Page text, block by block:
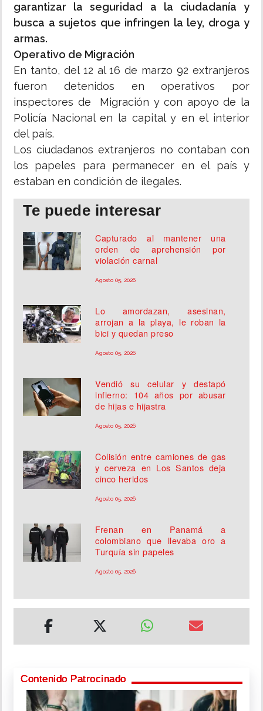
garantizar la seguridad a la ciudadanía y
busca a sujetos que infringen la ley, droga y
armas.
Operativo de Migración
En tanto, del 12 al 16 de marzo 92 extranjeros
fueron detenidos en operativos por
inspectores de Migración y con apoyo de la
Policía Nacional en la capital y en el interior
del país.
Los ciudadanos extranjeros no contaban con
los papeles para permanecer en el país y
estaban en condición de ilegales.
Te puede interesar
Capturado al mantener una
orden de aprehensión por
violación carnal
Agosto 05, 2026
Lo amordazan, asesinan,
arrojan a la playa, le roban la
bici y quedan preso
Agosto 05, 2026
Vendió su celular y destapó
infierno: 104 años por abusar
de hijas e hijastra
Agosto 05, 2026
Colisión entre camiones de gas
y cerveza en Los Santos deja
cinco heridos
Agosto 05, 2026
Frenan en Panamá a
colombiano que llevaba oro a
Turquía sin papeles
Agosto 05, 2026
Contenido Patrocinado